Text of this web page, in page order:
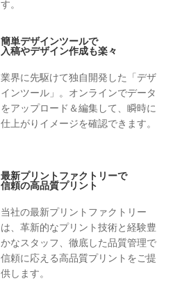
す。
簡単デザインツールで
入稿やデザイン作成も楽々
業界に先駆けて独自開発した「デザ
インツール」。オンラインでデータ
をアップロード＆編集して、瞬時に
仕上がりイメージを確認できます。
最新プリントファクトリーで
信頼の高品質プリント
当社の最新プリントファクトリー
は、革新的なプリント技術と経験豊
かなスタッフ、徹底した品質管理で
信頼に応える高品質プリントをご提
供します。